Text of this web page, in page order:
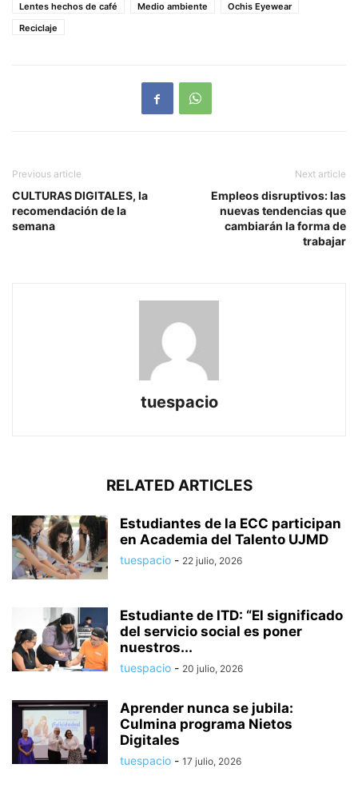
Lentes hechos de café
Medio ambiente
Ochis Eyewear
Reciclaje
Previous article
CULTURAS DIGITALES, la
recomendación de la
semana
Next article
Empleos disruptivos: las
nuevas tendencias que
cambiarán la forma de
trabajar
tuespacio
RELATED ARTICLES
Estudiantes de la ECC participan
en Academia del Talento UJMD
tuespacio - 22 julio, 2026
Estudiante de ITD: “El significado
del servicio social es poner
nuestros...
tuespacio - 20 julio, 2026
Aprender nunca se jubila:
Culmina programa Nietos
Digitales
tuespacio - 17 julio, 2026